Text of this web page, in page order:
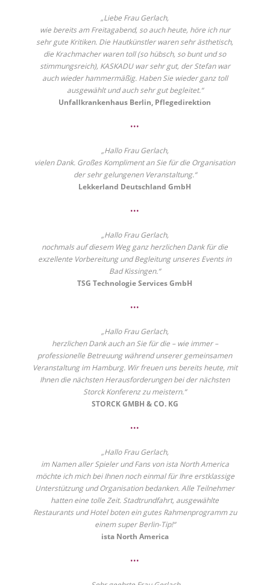
„Liebe Frau Gerlach,
wie bereits am Freitagabend, so auch heute, höre ich nur
sehr gute Kritiken. Die Hautkünstler waren sehr ästhetisch,
die Krachmacher waren toll (so hübsch, so bunt und so
stimmungsreich), KASKADU war sehr gut, der Stefan war
auch wieder hammermäßig. Haben Sie wieder ganz toll
ausgewählt und auch sehr gut begleitet.“
Unfallkrankenhaus Berlin, Pflegedirektion
•••
„Hallo Frau Gerlach,
vielen Dank. Großes Kompliment an Sie für die Organisation
der sehr gelungenen Veranstaltung.“
Lekkerland Deutschland GmbH
•••
„Hallo Frau Gerlach,
nochmals auf diesem Weg ganz herzlichen Dank für die
exzellente Vorbereitung und Begleitung unseres Events in
Bad Kissingen.“
TSG Technologie Services GmbH
•••
„Hallo Frau Gerlach,
herzlichen Dank auch an Sie für die – wie immer –
professionelle Betreuung während unserer gemeinsamen
Veranstaltung im Hamburg. Wir freuen uns bereits heute, mit
Ihnen die nächsten Herausforderungen bei der nächsten
Storck Konferenz zu meistern.“
STORCK GMBH & CO. KG
•••
„Hallo Frau Gerlach,
im Namen aller Spieler und Fans von ista North America
möchte ich mich bei Ihnen noch einmal für Ihre erstklassige
Unterstützung und Organisation bedanken. Alle Teilnehmer
hatten eine tolle Zeit. Stadtrundfahrt, ausgewählte
Restaurants und Hotel boten ein gutes Rahmenprogramm zu
einem super Berlin-Tip!“
ista North America
•••